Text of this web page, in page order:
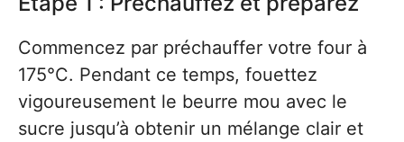
Commencez par préchauffer votre four à
175°C. Pendant ce temps, fouettez
vigoureusement le beurre mou avec le
sucre jusqu’à obtenir un mélange clair et